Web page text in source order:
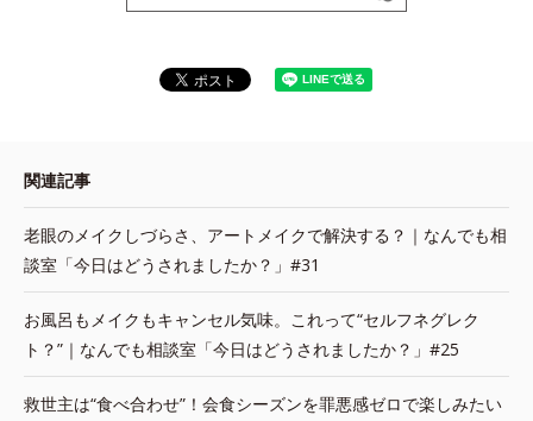
関連記事
老眼のメイクしづらさ、アートメイクで解決する？｜なんでも相
談室「今日はどうされましたか？」#31
お風呂もメイクもキャンセル気味。これって“セルフネグレク
ト？”｜なんでも相談室「今日はどうされましたか？」#25
救世主は“食べ合わせ”！会食シーズンを罪悪感ゼロで楽しみたい